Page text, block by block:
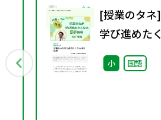
[授業のタ
学び進めた
導
小 国語